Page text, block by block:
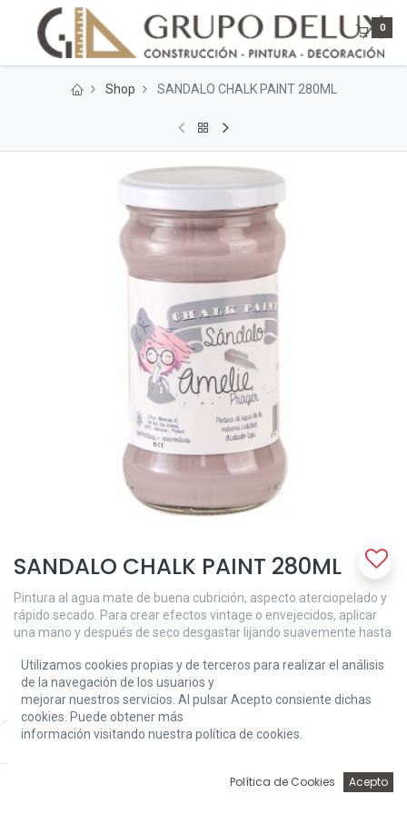
Price:
Add to Cart
0
Shop SANDALO CHALK PAINT 280ML
SANDALO CHALK PAINT 280ML
Pintura al agua mate de buena cubrición, aspecto aterciopelado y
rápido secado. Para crear efectos vintage o envejecidos, aplicar
una mano y después de seco desgastar lijando suavemente hasta
deseado. Puedes conseguir el mismo efecto aplicando varias
manos de distinto color. Para ﬁnalizar proteger con cera Chalk
Paint.
7,62€
Utilizamos cookies propias y de terceros para realizar el análisis
de la navegación de los usuarios y
mejorar nuestros servicios. Al pulsar Acepto consiente dichas
cookies. Puede obtener más
información visitando nuestra política de cookies.
Política de Cookies Acepto